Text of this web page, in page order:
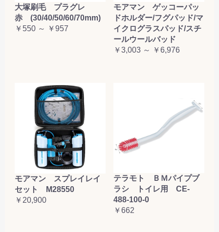
大塚刷毛 プラグレ
赤 (30/40/50/60/70mm)
￥550 ～ ￥957
モアマン ゲッコーパッ
ドホルダー/フグパッド/マ
イクログラスパッド/スチ
ールウールバッド
￥3,003 ～ ￥6,976
モアマン スプレイレイ
セット M28550
￥20,900
テラモト ＢＭパイプブ
ラシ トイレ用 CE-
488-100-0
￥662